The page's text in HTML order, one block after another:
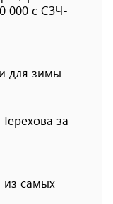
000 с СЗЧ-
для зимы
за
из самых